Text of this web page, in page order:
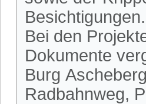
Besichtigungen.
Bei den
Dokumente
Burg
Radbahnweg,